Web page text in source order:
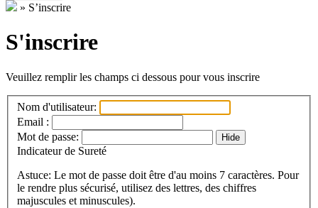
» S’inscrire
S'inscrire
Veuillez remplir les champs ci dessous pour vous inscrire
Nom d'utilisateur:
Email :
Mot de passe:
Hide
Indicateur de Sureté
Astuce: Le mot de passe doit être d'au moins 7 caractères. Pour
le rendre plus sécurisé, utilisez des lettres, des chiffres
majuscules et minuscules).